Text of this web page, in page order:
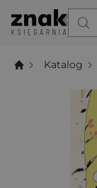
Katalog